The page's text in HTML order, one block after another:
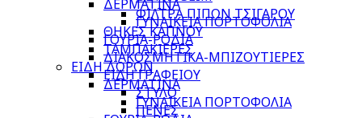
ΔΕΡΜΑΤΙΝΑ
ΓΥΝΑΙΚΕΙΑ ΠΟΡΤΟΦΟΛΙΑ
ΓΟΥΡΙΑ-ΡΟΔΙΑ
ΔΙΑΚΟΣΜΗΤΙΚΑ-ΜΠΙΖΟΥΤΙΕΡΕΣ
ΕΙΔΗ ΓΡΑΦΕΙΟΥ
ΣΤΥΛΟ
ΠΕΝΕΣ
ΦΙΛΤΡΑ ΠΙΠΩΝ ΤΣΙΓΑΡΟΥ
ΘΗΚΕΣ ΚΑΠΝΟΥ
ΤΑΜΠΑΚΙΕΡΕΣ
ΕΙΔΗ ΔΩΡΩΝ
ΔΕΡΜΑΤΙΝΑ
ΓΥΝΑΙΚΕΙΑ ΠΟΡΤΟΦΟΛΙΑ